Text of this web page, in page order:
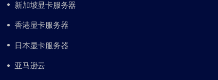
新加坡显卡服务器
香港显卡服务器
日本显卡服务器
亚马逊云